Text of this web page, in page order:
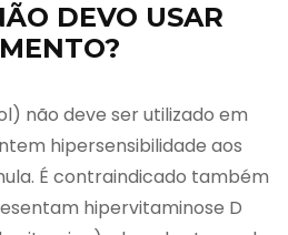
DEVO USAR
não deve ser utilizado em
hipersensibilidade aos
É contraindicado também
hipervitaminose D